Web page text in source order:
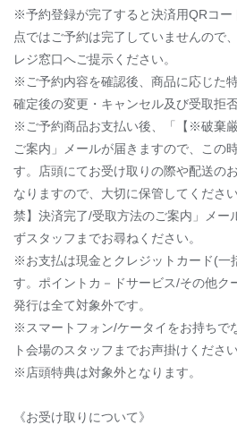
※予約登録が完了すると決済用QRコー
点ではご予約は完了していませんので
レジ窓口へご提示ください。
※ご予約内容を確認後、商品に応じた
確定後の変更・キャンセル及び受取拒
※ご予約商品お支払い後、「【※破棄
ご案内」メールが届きますので、この
す。店頭にてお受け取りの際や配送の
なりますので、大切に保管してくださ
禁】決済完了/受取方法のご案内」メー
ずスタッフまでお尋ねください。
※お支払は現金とクレジットカード(一
す。ポイントカ－ドサービス/その他ク
発行は全て対象外です。
※スマートフォン/ケータイをお持ちで
ト会場のスタッフまでお声掛けください
※店頭特典は対象外となります。
《お受け取りについて》